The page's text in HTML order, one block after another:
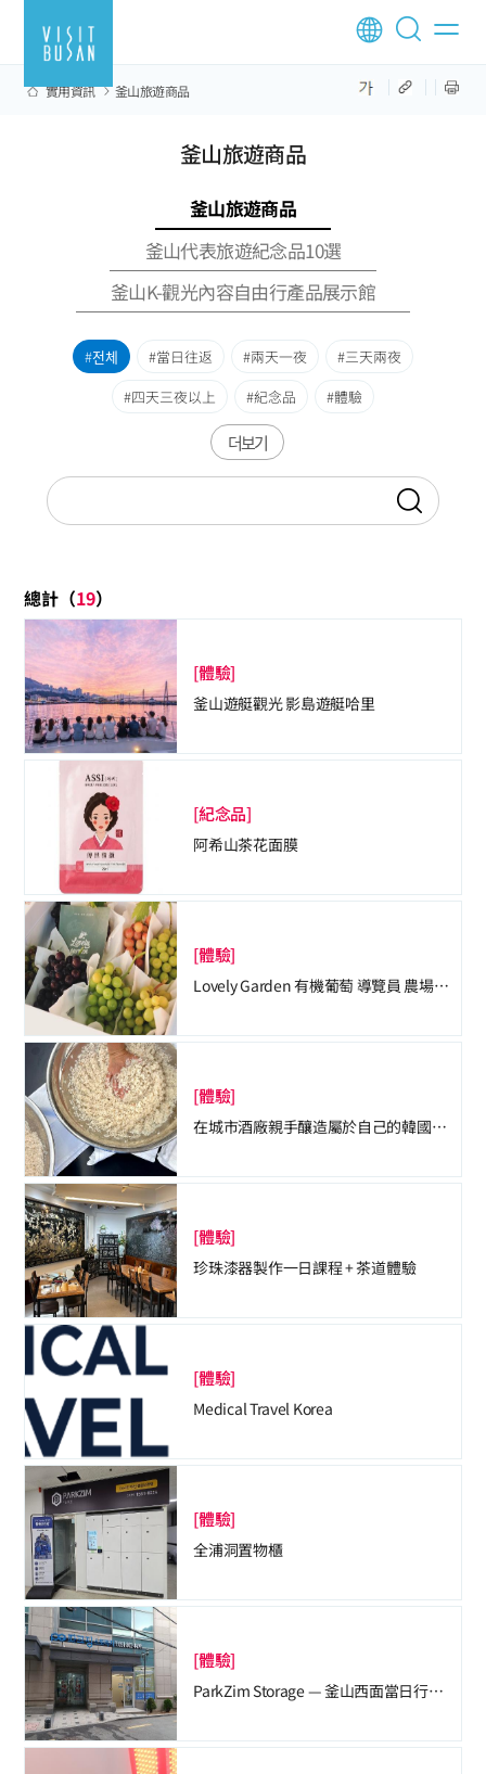
實用資訊 釜山旅遊商品
釜山旅遊商品
釜山旅遊商品
釜山代表旅遊紀念品10選
釜山K-觀光內容自由行產品展示館
전체 當日往返 兩天一夜
三天兩夜
四天三夜以上
紀念品 體驗
더보기
總計（19）
[體驗]
釜山遊艇觀光 影島遊艇哈里
[紀念品]
阿希山茶花面膜
[體驗]
Lovely Garden ​有機葡萄 導覽員 農場導覽 及
[體驗]
在城市酒廠親手釀造屬於自己的韓國傳統酒
[體驗]
珍珠漆器製作一日課程 + 茶道體驗
[體驗]
Medical Travel Korea
[體驗]
全浦洞置物櫃
[體驗]
ParkZim Storage — 釜山西面當日行李寄存